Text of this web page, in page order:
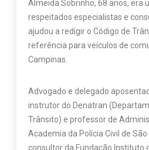
Almeida Sobrinho, 68 anos, era
respeitados especialistas e
ajudou a redigir o Código de
referência para veículos de
Campinas.
Advogado e delegado
instrutor do Denatran
Trânsito) e professor de
Academia da Polícia Civil de
consultor da Fundação Instituto